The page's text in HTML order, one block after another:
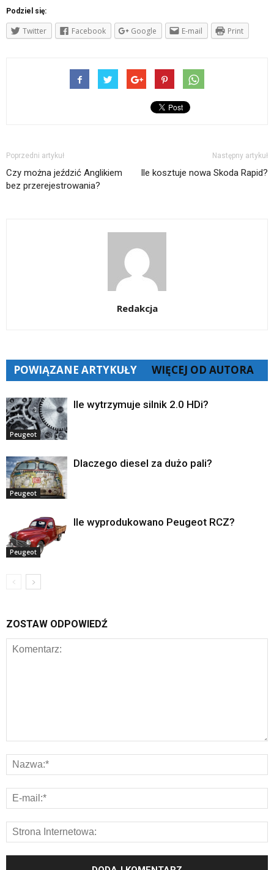
Podziel się:
Twitter Facebook Google E-mail Print
Poprzedni artykuł
Czy można jeździć Anglikiem
bez przerejestrowania?
Następny artykuł
Ile kosztuje nowa Skoda Rapid?
Redakcja
POWIĄZANE ARTYKUŁY WIĘCEJ OD AUTORA
Peugeot
Ile wytrzymuje silnik 2.0 HDi?
Peugeot
Dlaczego diesel za dużo pali?
Peugeot
Ile wyprodukowano Peugeot RCZ?
ZOSTAW ODPOWIEDŹ